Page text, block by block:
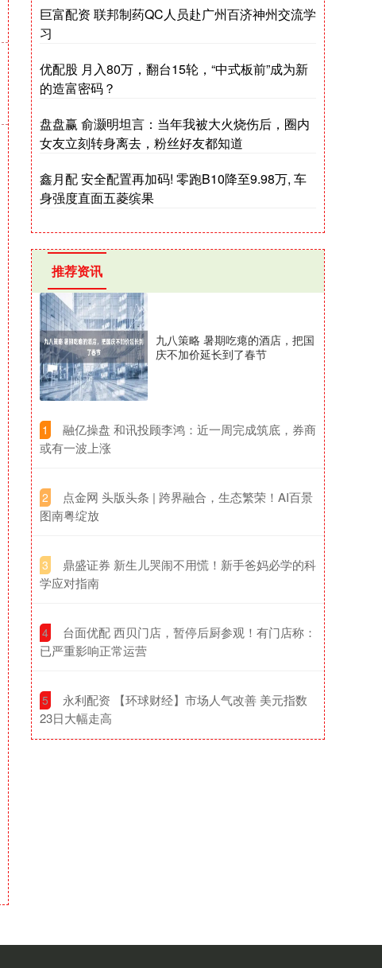
巨富配资 联邦制药QC人员赴广州百济神州交流学
习
优配股 月入80万，翻台15轮，“中式板前”成为新
的造富密码？
盘盘赢 俞灏明坦言：当年我被大火烧伤后，圈内
女友立刻转身离去，粉丝好友都知道
鑫月配 安全配置再加码! 零跑B10降至9.98万, 车
身强度直面五菱缤果
推荐资讯
九八策略 暑期吃瘪的酒店，把国
庆不加价延长到了春节
1
​融亿操盘 和讯投顾李鸿：近一周完成筑底，券商
或有一波上涨
2
​点金网 头版头条 | 跨界融合，生态繁荣！AI百景
图南粤绽放
3
​鼎盛证券 新生儿哭闹不用慌！新手爸妈必学的科
学应对指南
4
​台面优配 西贝门店，暂停后厨参观！有门店称：
已严重影响正常运营
5
​永利配资 【环球财经】市场人气改善 美元指数
23日大幅走高